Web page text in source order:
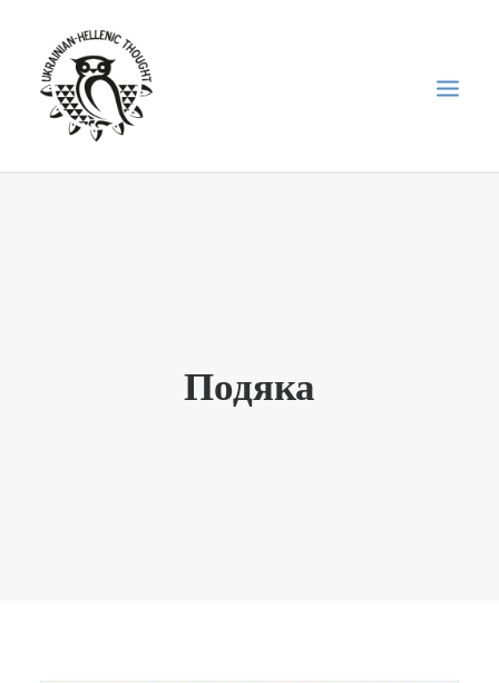
“ВІСНИК”/”ΑΓΓΕΛΙΑΦΌΡΟΣ”Подяка